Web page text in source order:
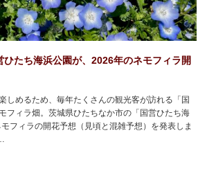
ひたち海浜公園が、2026年のネモフィラ開
しめるため、毎年たくさんの観光客が訪れる「国
フィラ畑。茨城県ひたちなか市の「国営ひたち海
フィラの開花予想（見頃と混雑予想）を発表しま